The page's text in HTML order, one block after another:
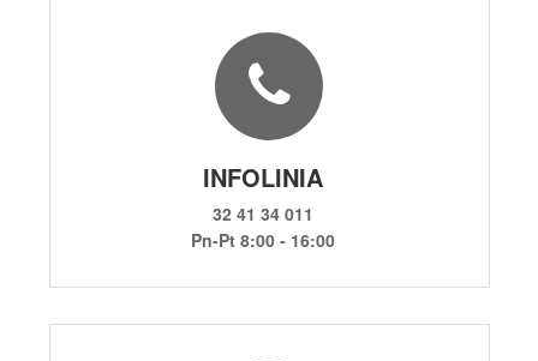
INFOLINIA
32 41 34 011
Pn-Pt 8:00 - 16:00